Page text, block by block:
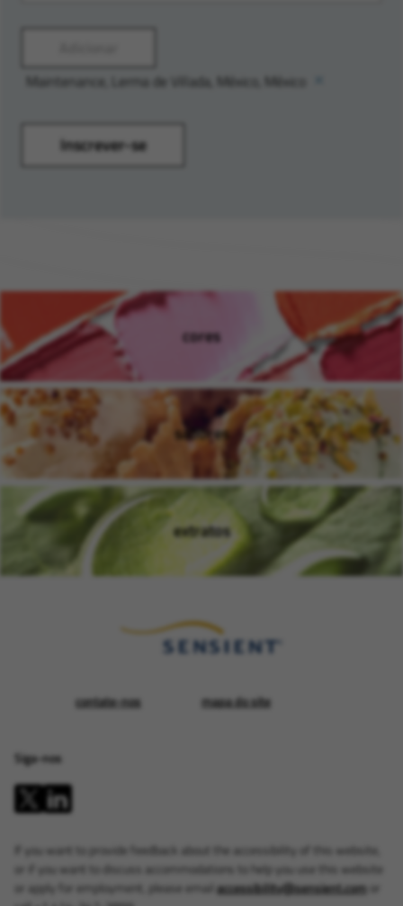
Maintenance, Lerma de Villada, México, México
Inscrever-se
cores(opens in new window)
sabores(opens in new window)
extratos(opens in new window)
contate-nos mapa do site
Siga-nos
If you want to provide feedback about the accessibility of this website,
or if you want to discuss accommodations to help you use this website
or apply for employment, please email accessibility@sensient.com or